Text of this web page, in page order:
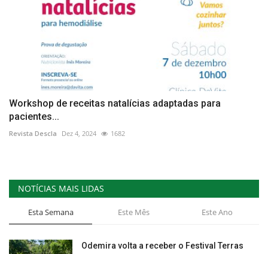
Workshop de receitas natalícias adaptadas para
pacientes...
Revista Descla Dez 4, 2024 1682
NOTÍCIAS MAIS LIDAS
Esta Semana Este Mês Este Ano
Odemira volta a receber o Festival Terras